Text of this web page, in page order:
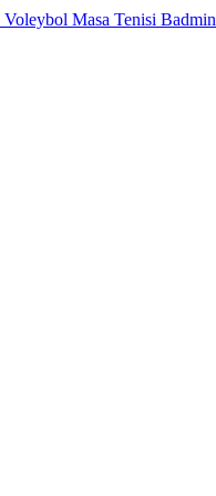
Voleybol Masa Tenisi